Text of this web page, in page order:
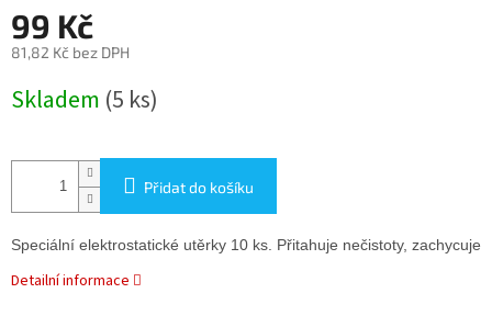
99 Kč
81,82 Kč bez DPH
cena:
Skladem (5 ks)
Přidat do košíku
Speciální elektrostatické utěrky 10 ks. Přitahuje nečistoty, zachycuje
Detailní informace